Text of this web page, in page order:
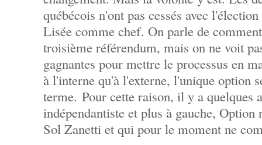
québécois n'ont pas cessés avec
Lisée comme chef. On parle de
troisième référendum, mais on ne voit
gagnantes pour mettre le processus en
à l'interne qu'à l'externe, l'unique option
terme. Pour cette raison, il y a quelques
indépendantiste et plus à gauche,
Sol Zanetti et qui pour le moment ne